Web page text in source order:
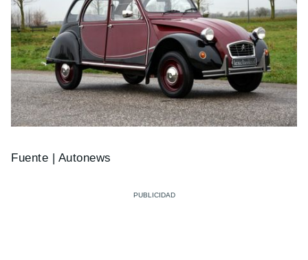
Fuente | Autonews